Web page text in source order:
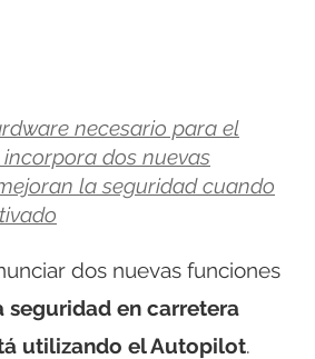
necesario para el
dos nuevas
la seguridad cuando
dos nuevas funciones
seguridad en carretera
utilizando el Autopilot.